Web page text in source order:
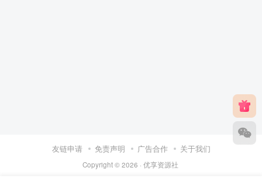
友链申请 免责声明 广告合作 关于我们
Copyright © 2026 · 优享资源社